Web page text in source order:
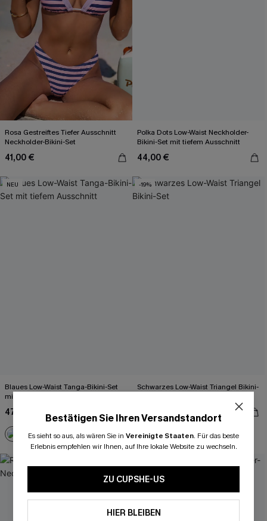
Rosa Gestreiftes Tiefer Ausschnitt
Neckholder-Bikini-Set
41,00 €
Polka Dots Low-Waist Neckholder-
Bikini-Set mit tiefem Ausschnitt
44,00 €
NEU
Blaues Low-Waist Tanga-Bikini-Set
mit tiefem Ausschnitt
47,00 €
-19%
Schwarzes Low-Waist Triangel Bikini-
38,00 €
Bestätigen Sie Ihren Versandstandort
Es sieht so aus, als wären Sie in Vereinigte Staaten. Für das beste
Erlebnis empfehlen wir Ihnen, auf Ihre lokale Website zu wechseln.
ZU CUPSHE-US
HIER BLEIBEN